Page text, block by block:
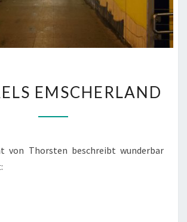
I
EMSCHERLAND
von Thorsten beschreibt wunderbar